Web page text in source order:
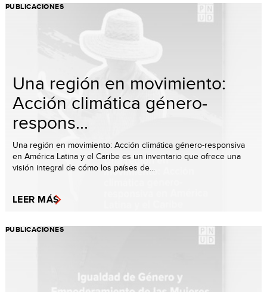
PUBLICACIONES
Una región en movimiento:
Acción climática género-
respons...
Una región en movimiento: Acción climática género-responsiva
en América Latina y el Caribe es un inventario que ofrece una
visión integral de cómo los países de...
LEER MÁS
PUBLICACIONES